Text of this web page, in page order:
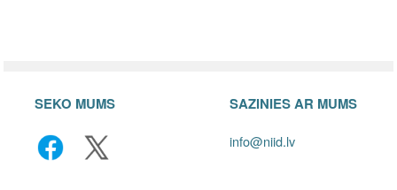
SEKO MUMS SAZINIES AR MUMS
info@niid.lv